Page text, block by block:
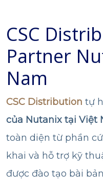
CSC
Partner
Nam
CSC Distribution tự
của Nutanix tại Việt
toàn diện từ phần
khai và hỗ trợ kỹ
được đào tạo bài